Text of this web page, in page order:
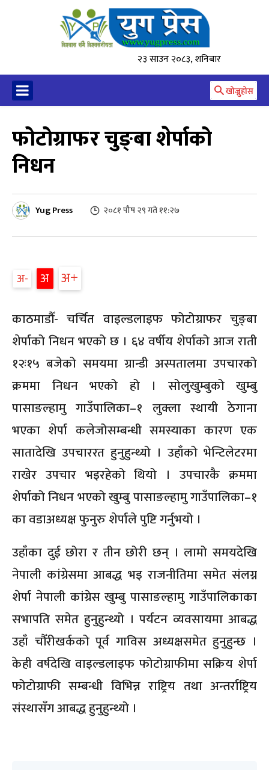
२३ साउन २०८३, शनिबार
खोज्नुहोस
फोटोग्राफर चुङ्बा शेर्पाको
निधन
Yug Press २०८१ पौष २९ गते ११:२७
अ अ अ
काठमाडौँ- चर्चित वाइल्डलाइफ फोटोग्राफर चुङ्बा
शेर्पाको निधन भएको छ । ६४ वर्षीय शेर्पाको आज राती
१२ः१५ बजेको समयमा ग्रान्डी अस्पतालमा उपचारको
क्रममा निधन भएको हो । सोलुखुम्बुको खुम्बु
पासाङल्हामु गाउँपालिका–१ लुक्ला स्थायी ठेगाना
भएका शेर्पा कलेजोसम्बन्धी समस्याका कारण एक
सातादेखि उपचाररत हुनुहुन्थ्यो । उहाँको भेन्टिलेटरमा
राखेर उपचार भइरहेको थियो । उपचारकै क्रममा
शेर्पाको निधन भएको खुम्बु पासाङल्हामु गाउँपालिका–१
का वडाअध्यक्ष फुनुरु शेर्पाले पुष्टि गर्नुभयो ।
उहाँका दुई छोरा र तीन छोरी छन् । लामो समयदेखि
नेपाली कांग्रेसमा आबद्ध भइ राजनीतिमा समेत संलग्न
शेर्पा नेपाली कांग्रेस खुम्बु पासाङल्हामु गाउँपालिकाका
सभापति समेत हुनुहुन्थ्यो । पर्यटन व्यवसायमा आबद्ध
उहाँ चौँरीखर्कको पूर्व गाविस अध्यक्षसमेत हुनुहुन्छ ।
केही वर्षदेखि वाइल्डलाइफ फोटोग्राफीमा सक्रिय शेर्पा
फोटोग्राफी सम्बन्धी विभिन्न राष्ट्रिय तथा अन्तर्राष्ट्रिय
संस्थासँग आबद्ध हुनुहुन्थ्यो ।